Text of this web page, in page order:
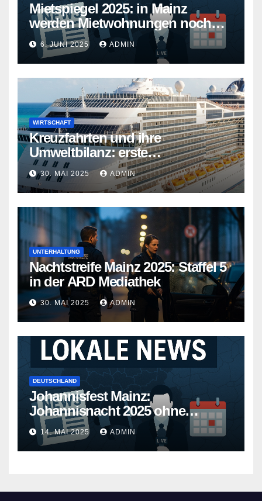
Mietspiegel 2025: in Mainz
werden Mietwohnungen noch
teurer
6. JUNI 2025 ADMIN
WIRTSCHAFT
Kreuzfahrten und ihre
Umweltbilanz: erste
Kreuzfahrtschiffe gehen neue
Wege
30. MAI 2025 ADMIN
UNTERHALTUNG
Nachtstreife Mainz 2025: Staffel 5
in der ARD Mediathek
30. MAI 2025 ADMIN
DEUTSCHLAND
Johannisfest Mainz:
Johannisnacht 2025 ohne
Feuerwerk
14. MAI 2025 ADMIN